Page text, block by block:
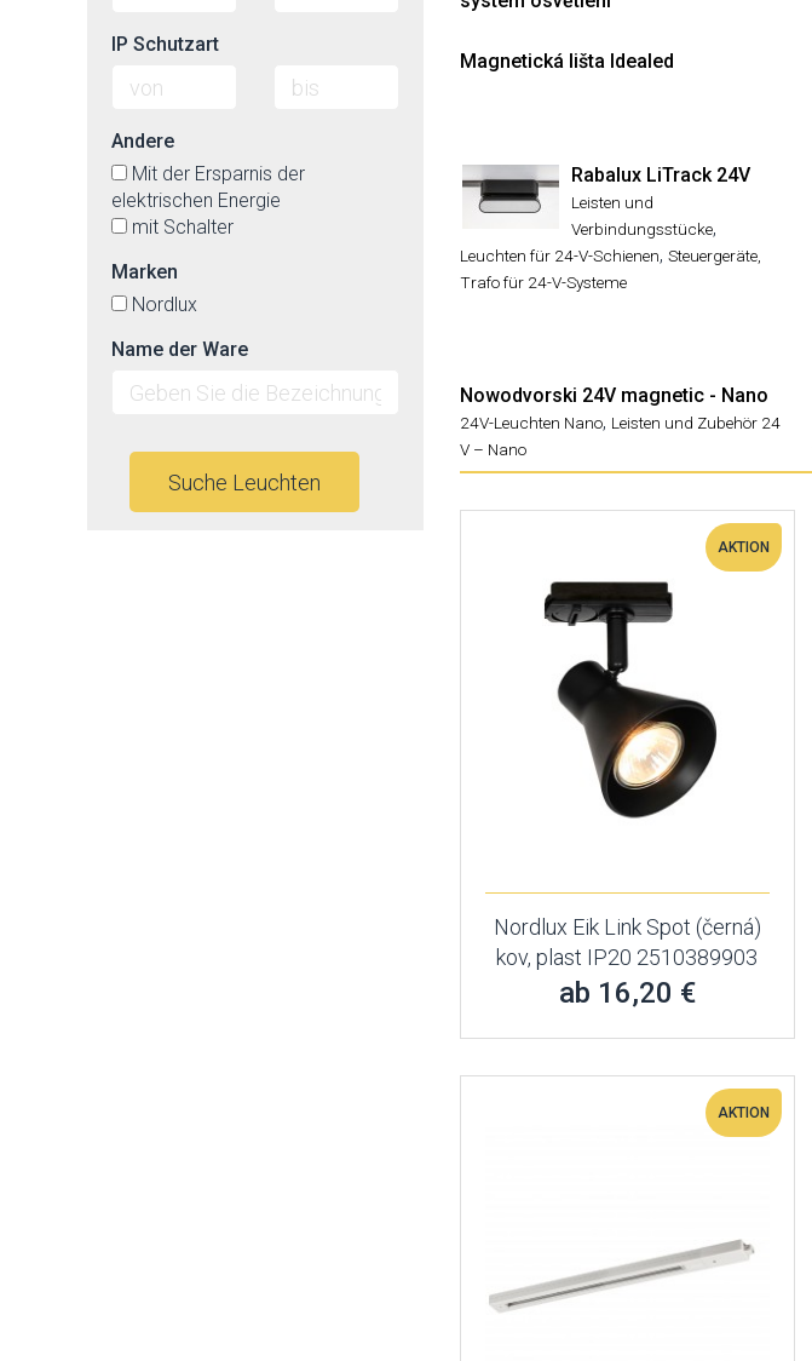
Magnetická lišta Idealed
Rabalux LiTrack 24V
Leisten und
Verbindungsstücke,
Leuchten für 24-V-Schienen, Steuergeräte,
Trafo für 24-V-Systeme
Nowodvorski 24V magnetic - Nano
24V-Leuchten Nano, Leisten und Zubehör 24
V – Nano
AKTION
Nordlux Eik Link Spot (černá)
kov, plast IP20 2510389903
ab 16,20 €
AKTION
IP Schutzart
Andere
Mit der Ersparnis der
elektrischen Energie
mit Schalter
Marken
Nordlux
Name der Ware
Suche Leuchten